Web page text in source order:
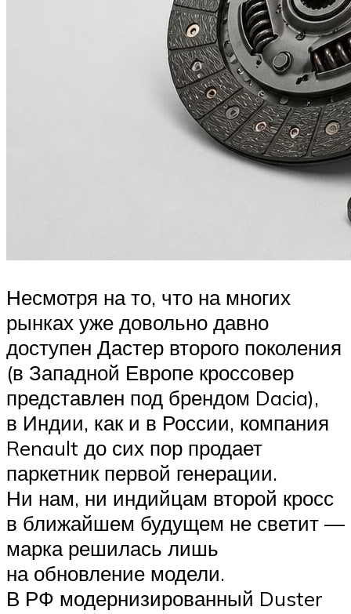
Несмотря на то, что на многих
рынках уже довольно давно
доступен Дастер второго поколения
(в Западной Европе кроссовер
представлен под брендом Dacia),
в Индии, как и в России, компания
Renault до сих пор продает
паркетник первой генерации.
Ни нам, ни индийцам второй кросс
в ближайшем будущем не светит —
марка решилась лишь
на обновление модели.
В РФ модернизированный Duster